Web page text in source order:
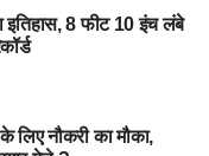
इतिहास, 8 फीट 10 इंच लंबे
लिए नौकरी का मौका,